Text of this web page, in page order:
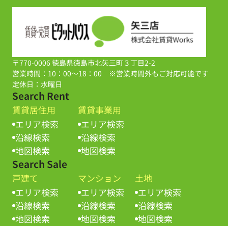
〒770-0006 徳島県徳島市北矢三町３丁目2-2
営業時間：10：00～18：00 ※営業時間外もご対応可能です
定休日：水曜日
Search Rent
賃貸居住用
エリア検索
沿線検索
地図検索
賃貸事業用
エリア検索
沿線検索
地図検索
Search Sale
戸建て
エリア検索
沿線検索
地図検索
マンション
エリア検索
沿線検索
地図検索
土地
エリア検索
沿線検索
地図検索